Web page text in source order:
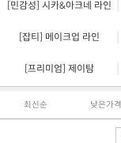
[민감성] 시카&아크네 라인
[잡티] 메이크업 라인
[프리미엄] 제이탐
최신순 낮은가격